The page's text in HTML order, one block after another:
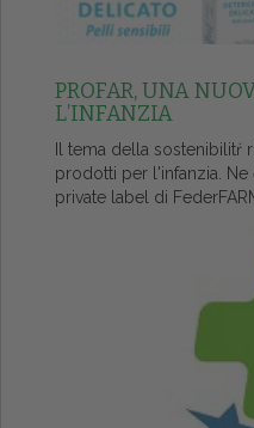
PROFAR, UNA
L’INFANZIA
Il tema della sostenibilitŕ
prodotti per l'infanzia.
private label di